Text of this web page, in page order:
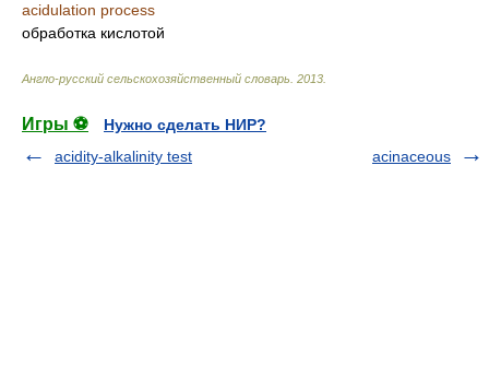
acidulation process
обработка кислотой
Англо-русский сельскохозяйственный словарь 2013
Игры ⚽
Нужно сделать НИР?
acidity-alkalinity test
acinaceous